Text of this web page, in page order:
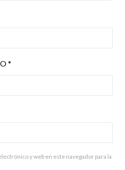
*
y web en este navegador para la